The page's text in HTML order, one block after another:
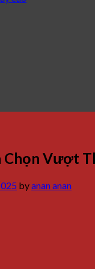
Chọn Vượt
byanan anan